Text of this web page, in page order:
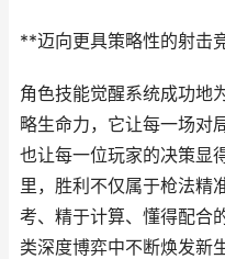
**迈向更具策略性的射击
角色技能觉醒系统成功地
略生命力，它让每一场对
也让每一位玩家的决策显
里，胜利不仅属于枪法精
考、精于计算、懂得配合
类深度博弈中不断焕发新生